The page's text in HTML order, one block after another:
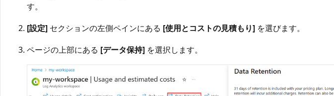
す。
[設定] セクションの左側ペインにある [使用とコストの見積もり] を選びます。
ページの上部にある [データ保持] を選択します。